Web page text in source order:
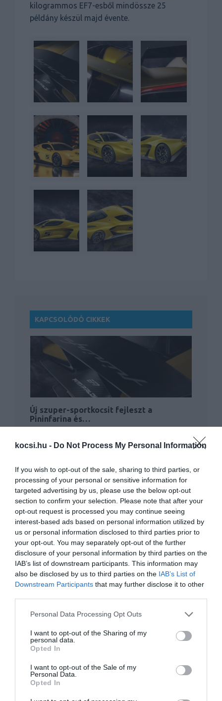
kocsi.hu - Do Not Process My Personal Information
If you wish to opt-out of the sale, sharing to third parties, or
processing of your personal or sensitive information for
targeted advertising by us, please use the below opt-out
section to confirm your selection. Please note that after your
opt-out request is processed you may continue seeing
interest-based ads based on personal information utilized by
us or personal information disclosed to third parties prior to
your opt-out. You may separately opt-out of the further
disclosure of your personal information by third parties on the
IAB’s list of downstream participants. This information may
also be disclosed by us to third parties on the IAB’s List of
Downstream Participants that may further disclose it to other
Please note that this website/app uses one or more Google
not limited to your visit or usage behaviour. You may click to
grant or deny consent to Google and its third-party tags to
use your data for below specified purposes in below Google
consent section.
Personal Data Processing Opt Outs
I want to opt-out of the Sharing of my
personal data.
Opted In
I want to opt-out of the Sale of my
Personal Data.
Opted In
kilogrammos EF7-esből mindössze 25
példány készül majd évente.
KAPCSOLÓDÓ CIKKEK
Új szuper-sportkocsit fejleszt a
Pininfarina és…
Sportkocsit épít Fittipaldi
Turbinás hibrid a Pininfarinától